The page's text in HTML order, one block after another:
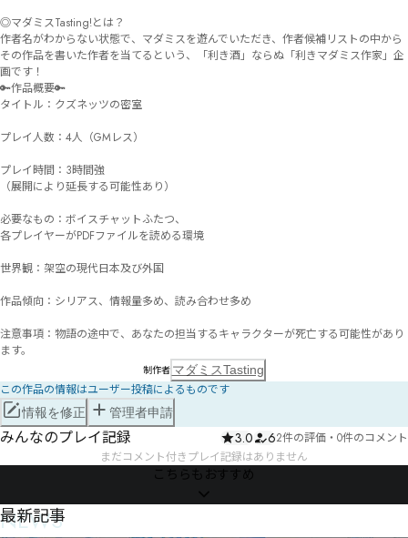
◎マダミスTasting!とは？
作者名がわからない状態で、マダミスを遊んでいただき、作者候補リストの中から
その作品を書いた作者を当てるという、「利き酒」ならぬ「利きマダミス作家」企
画です！
🔑作品概要🔑
タイトル：クズネッツの密室
プレイ人数：4人（GMレス）
プレイ時間：3時間強
（展開により延長する可能性あり）
必要なもの：ボイスチャットふたつ、
各プレイヤーがPDFファイルを読める環境
世界観：架空の現代日本及び外国
作品傾向：シリアス、情報量多め、読み合わせ多め
注意事項：物語の途中で、あなたの担当するキャラクターが死亡する可能性があり
ます。
制作者 マダミスTasting
この作品の情報はユーザー投稿によるものです
情報を修正 管理者申請
みんなのプレイ記録 3.0 62件の評価 ・ 0件のコメント
まだコメント付きプレイ記録はありません
こちらもおすすめ
NEWS
最新記事